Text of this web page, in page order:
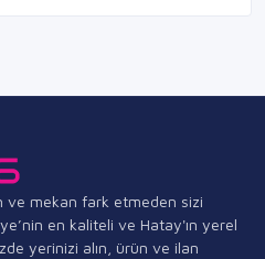
ve mekan fark etmeden sizi
en kaliteli ve Hatay'ın yerel
yerinizi alın, ürün ve ilan